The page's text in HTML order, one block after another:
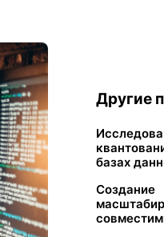
Другие
базах
Создание